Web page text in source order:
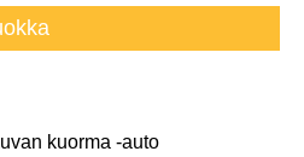
kuorma -auto